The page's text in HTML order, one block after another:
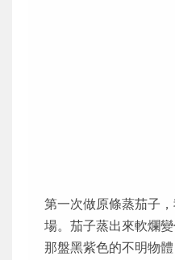
第一次做原條蒸茄子
場。茄子蒸出來軟爛
那盤黑紫色的不明物